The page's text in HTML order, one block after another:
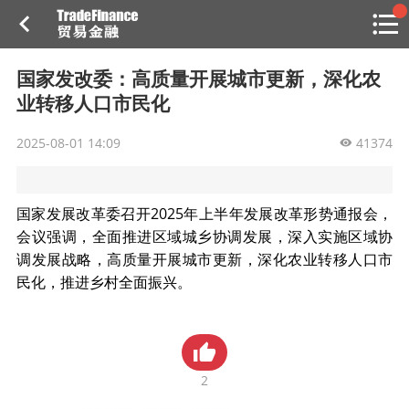
国家发改委：高质量开展城市更新，深化农
业转移人口市民化
2025-08-01 14:09 41374
国家发展改革委召开2025年上半年发展改革形势通报会，
会议强调，全面推进区域城乡协调发展，深入实施区域协
调发展战略，高质量开展城市更新，深化农业转移人口市
民化，推进乡村全面振兴。
2
热
点
栏
目
贸金说图
专家投稿
贸金招聘
贸金微博
贸金书店
贸金投融（投融资信息平台）
活动
研习社